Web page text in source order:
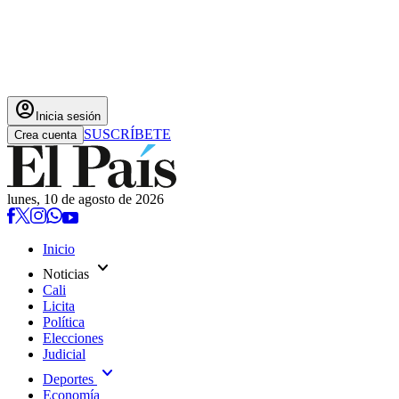
account_circle Inicia sesión
Crea cuenta SUSCRÍBETE
lunes, 10 de agosto de 2026
Inicio
Noticias expand_more
Cali
Licita
Política
Elecciones
Judicial
Deportes expand_more
Economía